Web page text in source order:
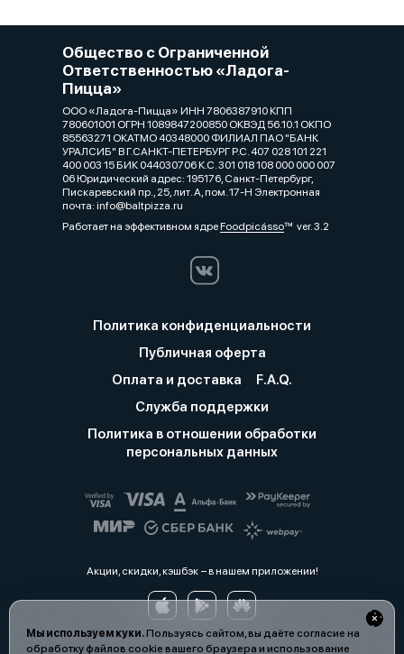
Мы используем куки.Пользуясь сайтом, вы даёте согласие на
обработку файлов cookie вашего браузера и использование
Общество с Ограниченной
Ответственностью «Ладога-
Пицца»
ООО «Ладога-Пицца» ИНН 7806387910 КПП
780601001 ОГРН 1089847200850 ОКВЭД 56.10.1 ОКПО
85563271 ОКАТМО 40348000 ФИЛИАЛ ПАО "БАНК
УРАЛСИБ" В Г.САНКТ-ПЕТЕРБУРГ Р.С. 407 028 101 221
400 003 15 БИК 044030706 К.С. 301 018 108 000 000 007
06 Юридический адрес: 195176, Санкт-Петербург,
Пискаревский пр., 25, лит. А, пом. 17-Н Электронная
почта: info@baltpizza.ru
Работает на эффективном ядреFoodpicássover. 3.2
Политика конфиденциальности
Публичная оферта
Оплата и доставка
F.A.Q.
Служба поддержки
Политика в отношении обработки
персональных данных
Акции, скидки, кэшбэк − в нашем приложении!